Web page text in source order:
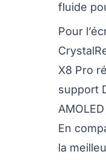
fluide
Pour
X8 Pro
support
En
la